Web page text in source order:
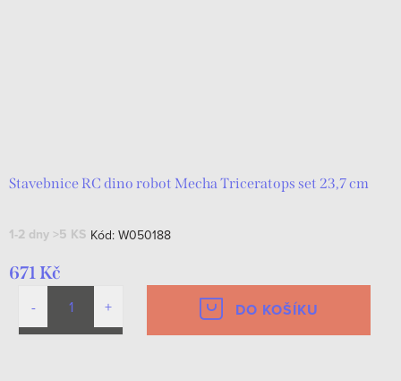
Stavebnice RC dino robot Mecha Triceratops set 23,7 cm
1-2 dny >5 KS Kód: W050188
671 Kč
DO KOŠÍKU